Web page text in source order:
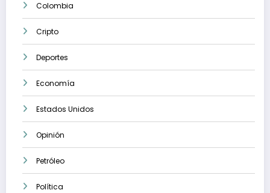
Colombia
Cripto
Deportes
Economía
Estados Unidos
Opinión
Petróleo
Política